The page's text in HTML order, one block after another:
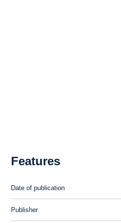
Features
Date of publication
Publisher